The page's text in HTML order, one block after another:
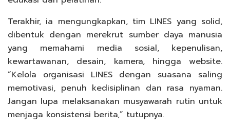
Terakhir, ia mengungkapkan, tim LINES yang solid,
dibentuk dengan merekrut sumber daya manusia
yang memahami media sosial, kepenulisan,
kewartawanan, desain, kamera, hingga website.
“Kelola organisasi LINES dengan suasana saling
memotivasi, penuh kedisiplinan dan rasa nyaman.
Jangan lupa melaksanakan musyawarah rutin untuk
menjaga konsistensi berita,” tutupnya.